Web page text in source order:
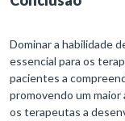
Dominar a habilidade
essencial para os
pacientes a
promovendo um
os terapeutas a